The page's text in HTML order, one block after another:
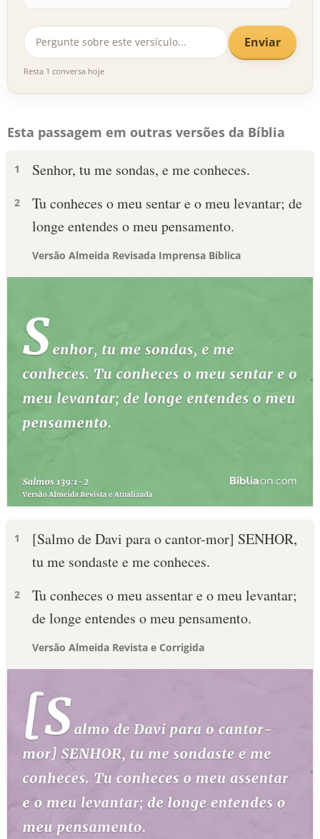
Enviar
Resta 1 conversa hoje
Esta passagem em outras versões da Bíblia
1 Senhor, tu me sondas, e me conheces.
2
Tu conheces o meu sentar e o meu levantar; de
longe entendes o meu pensamento.
Versão Almeida Revisada Imprensa Bíblica
1
[Salmo de Davi para o cantor-mor] SENHOR,
tu me sondaste e me conheces.
2
Tu conheces o meu assentar e o meu levantar;
de longe entendes o meu pensamento.
Versão Almeida Revista e Corrigida